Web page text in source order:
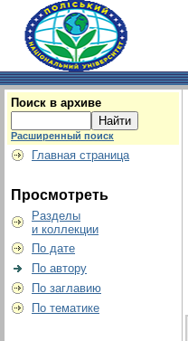
Поиск в архиве
Расширенный поиск
Главная страница
Просмотреть
Разделы
и коллекции
По дате
По автору
По заглавию
По тематике